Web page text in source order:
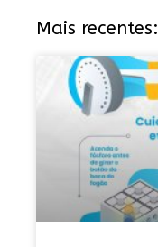
Mais recentes: